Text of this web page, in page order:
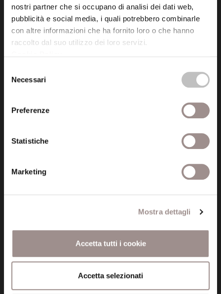
nostri partner che si occupano di analisi dei dati web,
pubblicità e social media, i quali potrebbero combinarle
con altre informazioni che ha fornito loro o che hanno
raccolto dal suo utilizzo dei loro servizi.
delNecessari
Preferenze
Statistiche
Marketing
Mostra dettagli
Accetta tutti i cookie
Accetta selezionati
Fondazione Collegio San Carlo
Via San Carlo 5
41121 Modena (MO)
fondazionecollegiosancarlo@legalmail.it